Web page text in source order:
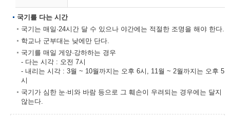
국기를 다는 시간
국기는 매일·24시간 달 수 있으나 야간에는 적절한 조명을 해야 한다.
학교나 군부대는 낮에만 단다.
국기를 매일 게양·강하하는 경우
- 다는 시각 : 오전 7시
- 내리는 시각 : 3월 ~ 10월까지는 오후 6시, 11월 ~ 2월까지는 오후 5
시
국기가 심한 눈·비와 바람 등으로 그 훼손이 우려되는 경우에는 달지
않는다.